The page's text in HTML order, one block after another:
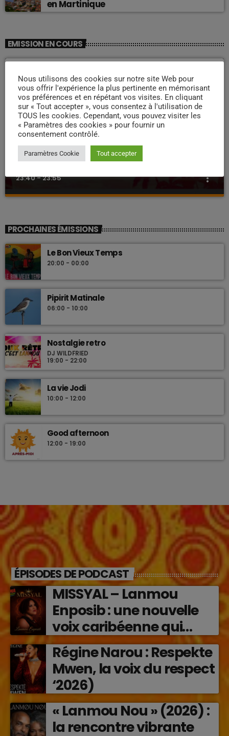
en Martinique
EMISSION EN COURS
ZOUK NOSTALGIE
Nostalgie retro
23:40 - 23:55 more_vert
Les plus beaux Zouk des années 80
PROCHAINES ÉMISSIONS
Le Bon Vieux Temps
20:00 - 00:00
Pipirit Matinale
06:00 - 10:00
Nostalgie retro
DJ WILDFRIED
19:00 - 22:00
La vie Jodi
10:00 - 12:00
Good afternoon
12:00 - 19:00
ÉPISODES DE PODCAST
MISSYAL – Lanmou
Enposib : une nouvelle
voix caribéenne qui
transforme les émotions
en musique (2026)
Régine Narou : Respekte
Mwen, la voix du respect
‘2026)
« Lanmou Nou » (2026) :
la rencontre vibrante
Nous utilisons des cookies sur notre site Web pour
vous offrir l'expérience la plus pertinente en mémorisant
vos préférences et en répétant vos visites. En cliquant
sur « Tout accepter », vous consentez à l'utilisation de
TOUS les cookies. Cependant, vous pouvez visiter les
« Paramètres des cookies » pour fournir un
consentement contrôlé.
Paramètres Cookie Tout accepter